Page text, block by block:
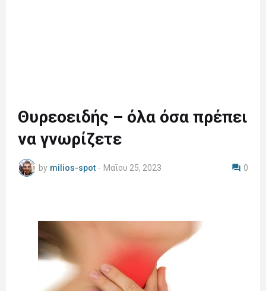
Θυρεοειδής – όλα όσα πρέπει
να γνωρίζετε
by milios-spot - Μαΐου 25, 2023 0